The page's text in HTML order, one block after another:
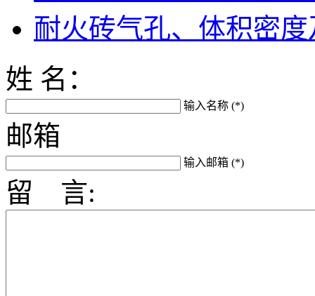
耐火砖气孔、体积密
姓 名：
输入名称 (*)
邮箱
输入邮箱 (*)
留 言: